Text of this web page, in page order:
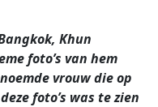
Khun
foto’s van hem
vrouw die op
foto’s was te zien